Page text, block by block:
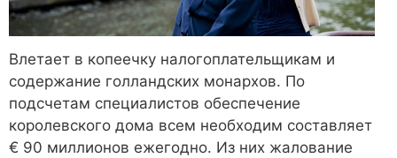
Влетает в копеечку налогоплательщикам и
содержание голландских монархов. По
подсчетам специалистов обеспечение
королевского дома всем необходим составляет
€ 90 миллионов ежегодно. Из них жалование